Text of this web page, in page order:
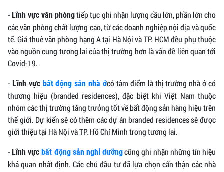
- Lĩnh vực văn phòngtiếp tục ghi nhận lượng cầu lớn, phần lớn cho
các văn phòng chất lượng cao, từ các doanh nghiệp nội địa và quốc
tế. Giá thuê văn phòng hạng A tại Hà Nội và TP. HCM đều phụ thuộc
vào nguồn cung tương lai của thị trường hơn là vấn đề liên quan tới
Covid-19.
- Lĩnh vựcbất động sản nhà ởcó tâm điểm là thị trường nhà ở có
thương hiệu (branded residences), đặc biệt khi Việt Nam thuộc
nhóm các thị trường tăng trưởng tốt về bất động sản hàng hiệu trên
thế giới. Dự kiến sẽ có thêm các dự án branded residences sẽ được
giới thiệu tại Hà Nội và TP. Hồ Chí Minh trong tương lai.
- Lĩnh vựcbất động sản nghỉ dưỡngcũng ghi nhận những tín hiệu
khả quan nhất định. Các chủ đầu tư đã lựa chọn cẩn thận các nhà